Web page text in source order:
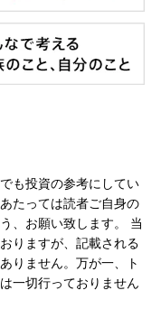
も投資の参考にしてい
たっては読者ご自身の
、お願い致します。 当
りますが、記載される
りません。万が一、ト
一切行っておりません